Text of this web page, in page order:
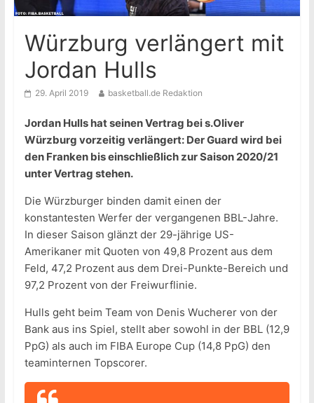
Würzburg verlängert mit
Jordan Hulls
29. April 2019 basketball.de Redaktion
Jordan Hulls hat seinen Vertrag bei s.Oliver
Würzburg vorzeitig verlängert: Der Guard wird bei
den Franken bis einschließlich zur Saison 2020/21
unter Vertrag stehen.
Die Würzburger binden damit einen der
konstantesten Werfer der vergangenen BBL-Jahre.
In dieser Saison glänzt der 29-jährige US-
Amerikaner mit Quoten von 49,8 Prozent aus dem
Feld, 47,2 Prozent aus dem Drei-Punkte-Bereich und
97,2 Prozent von der Freiwurflinie.
Hulls geht beim Team von Denis Wucherer von der
Bank aus ins Spiel, stellt aber sowohl in der BBL (12,9
PpG) als auch im FIBA Europe Cup (14,8 PpG) den
teaminternen Topscorer.